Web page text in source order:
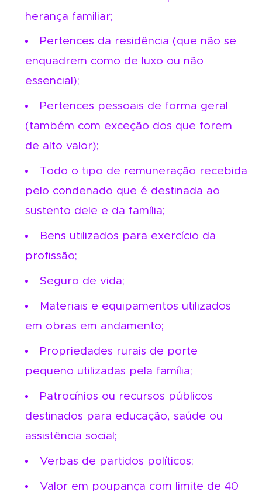
herança familiar;
Pertences da residência (que não se
enquadrem como de luxo ou não
essencial);
Pertences pessoais de forma geral
(também com exceção dos que forem
de alto valor);
Todo o tipo de remuneração recebida
pelo condenado que é destinada ao
sustento dele e da família;
Bens utilizados para exercício da
profissão;
Seguro de vida;
Materiais e equipamentos utilizados
em obras em andamento;
Propriedades rurais de porte
pequeno utilizadas pela família;
Patrocínios ou recursos públicos
destinados para educação, saúde ou
assistência social;
Verbas de partidos políticos;
Valor em poupança com limite de 40